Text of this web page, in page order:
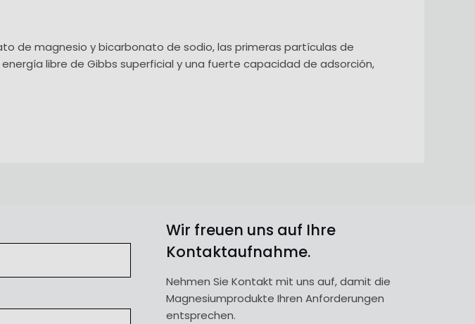
de magnesio y bicarbonato de sodio, las primeras partículas de
libre de Gibbs superficial y una fuerte capacidad de adsorción,
Wir freuen uns auf Ihre
Kontaktaufnahme.
Nehmen Sie Kontakt mit uns auf, damit die
Magnesiumprodukte Ihren Anforderungen
entsprechen.